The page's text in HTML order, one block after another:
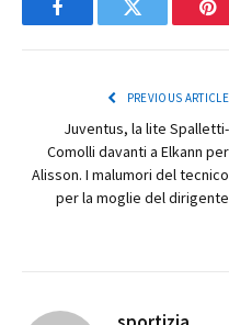
FacebookTwitter
PREVIOUS ARTICLE
Juventus, la lite Spalletti-
Comolli davanti a Elkann per
Alisson. I malumori del tecnico
per la moglie del dirigente